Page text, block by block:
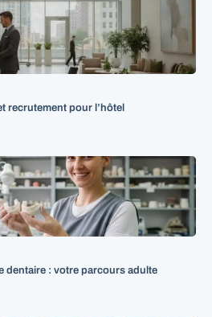
recrutement pour l’hôtel
dentaire : votre parcours adulte